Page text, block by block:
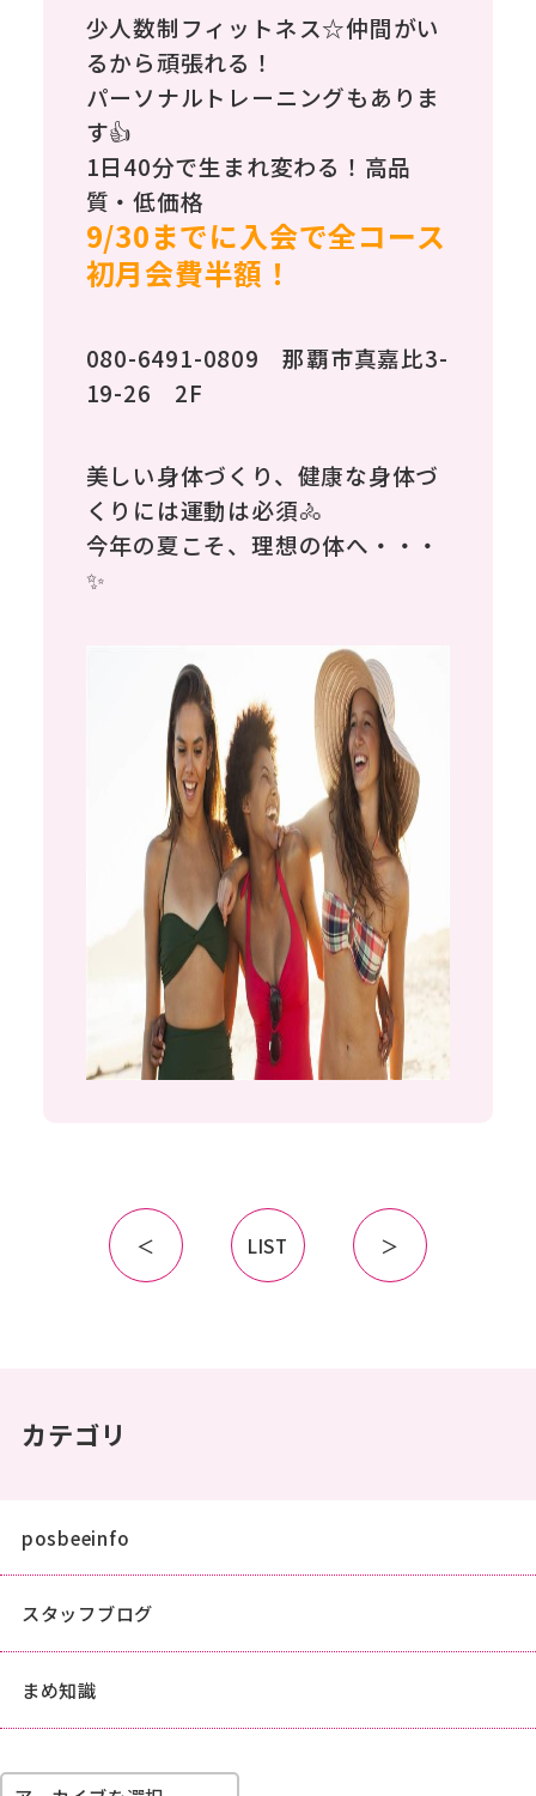
簡単御見積
ESTIMATE
よくあるご質問
アクセス
ACCESS
STAFF BLOG
会社概要
COMPANY
プライバシーポリシー
特定商取引法に基づく表記
LEGAL INFORMATION AND NOTICES
採用情報
NEWS
お問合せ
CONTACT
カテゴリ
posbeeinfo
スタッフブログ
まめ知識
少人数制フィットネス☆仲間がい
るから頑張れる！
パーソナルトレーニングもありま
す👍
1日40分で生まれ変わる！高品
質・低価格
9/30までに入会で全コース
初月会費半額！
080-6491-0809 那覇市真嘉比3-
19-26 2F
美しい身体づくり、健康な身体づ
くりには運動は必須🚴
今年の夏こそ、理想の体へ・・・
✨
＜ LIST ＞